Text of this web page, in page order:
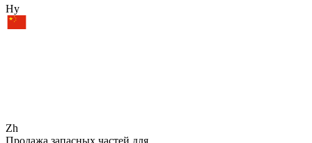
Hy
Zh
Продажа запасных частей для